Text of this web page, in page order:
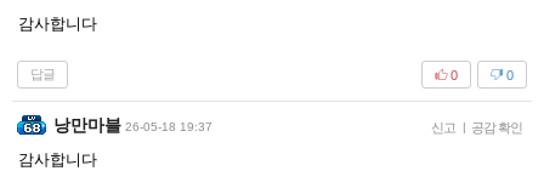
감사합니다
답글 0
0
낭만마블 26-05-18 19:37 신고 | 공감 확인
감사합니다